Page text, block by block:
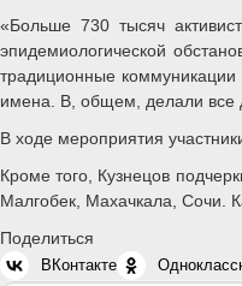
«Больше 730 тысяч
эпидемиологической
традиционные
имена. В, общем, делали все
В ходе мероприятия
Кроме того, Кузнецов
Малгобек, Махачкала, Сочи.
Поделиться
ВКонтакте